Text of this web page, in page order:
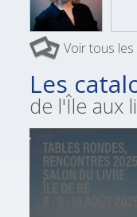
Voir tous
Les
de l'Île aux